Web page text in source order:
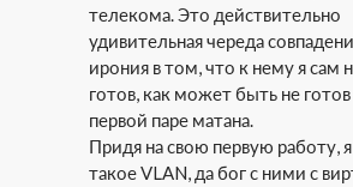
телекома. Это действительно
удивительная череда
ирония в том, что к нему я сам
готов, как может быть не готов
первой паре матана.
Придя на свою первую работу,
такое VLAN, да бог с ними с